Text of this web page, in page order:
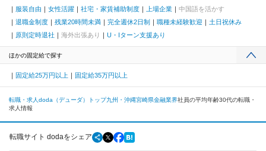
服装自由
女性活躍 社宅・家賃補助制度 上場企業
中国語を活かす
退職金制度
残業20時間未満 完全週休2日制 職種未経験歓迎
土日祝休み
原則定時退社
海外出張あり U・Iターン支援あり
ほかの固定給で探す
固定給25万円以上 固定給35万円以上
転職・求人doda（デューダ）トップ九州・沖縄宮崎県金融業界社員の平均年齢30代の転職・
求人情報
転職サイト dodaをシェア